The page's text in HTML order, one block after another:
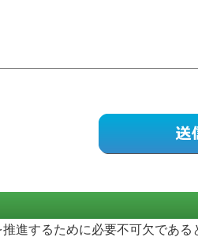
進するために必要不可欠であ